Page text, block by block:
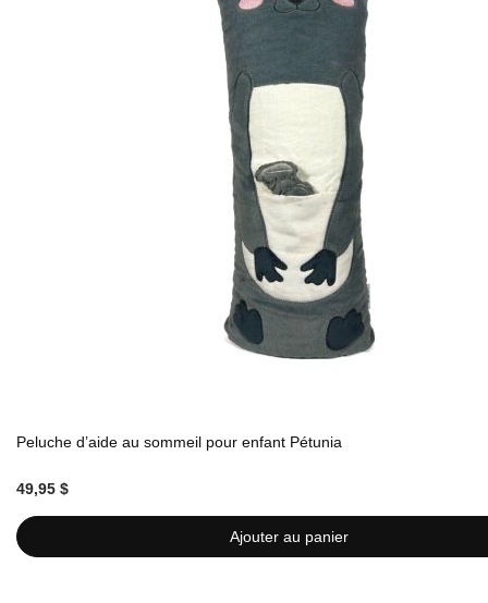
Ajouter au panier
Peluche d’aide au sommeil pour enfant Pétunia
49,95 $